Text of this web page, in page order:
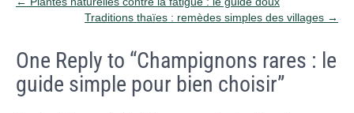
navigationTraditions thaïes : remèdes simples des villages →
One Reply to “Champignons rares : le
guide simple pour bien choisir”